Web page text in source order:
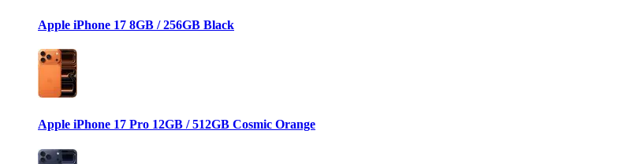
Apple iPhone 17 8GB / 256GB Black
Apple iPhone 17 Pro 12GB / 512GB Cosmic Orange